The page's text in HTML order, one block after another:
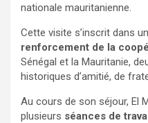
nationale mauritanienne.
Cette visite s’inscrit dans
renforcement de la
Sénégal et la Mauritanie,
historiques d’amitié, de
Au cours de son séjour, El
plusieurs séances de